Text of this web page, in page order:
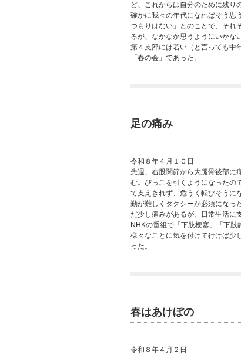
ど、これからは自分のために残り
確かに我々の年代になればそう思
つもりはない」とのことで、それ
るが、なかなか思うようにいかな
第４支部には若い（と言っても中
「春の会」であった。
足の痛み
令和８年４月１０日
先週、右股関節から大腿骨後部に
む。びっこを引くようになったの
て支えきれず、危うく転びそうに
勤が難しくタクシーが必須になっ
だ少し痛みがあるが、日常生活に
NHKの番組で「下肢梗塞」「下肢
様々なことに気を付けて行けば少
った。
春はあけぼの
令和８年４月２日